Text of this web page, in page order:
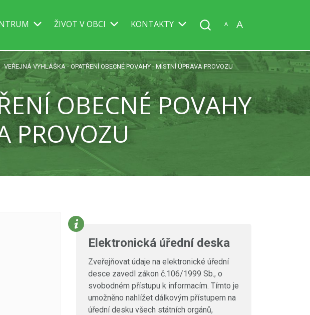
ŽIVOT V OBCI KONTAKTY A A
VEŘEJNÁ VYHLÁŠKA - OPATŘENÍ OBECNÉ POVAHY - MÍSTNÍ ÚPRAVA PROVOZU
OBECNÉ POVAHY
PROVOZU
Elektronická úřední deska
Zveřejňovat údaje na elektronické úřední
desce zavedl zákon č.106/1999 Sb., o
svobodném přístupu k informacím. Tímto je
umožněno nahlížet dálkovým přístupem na
úřední desku všech státních orgánů,